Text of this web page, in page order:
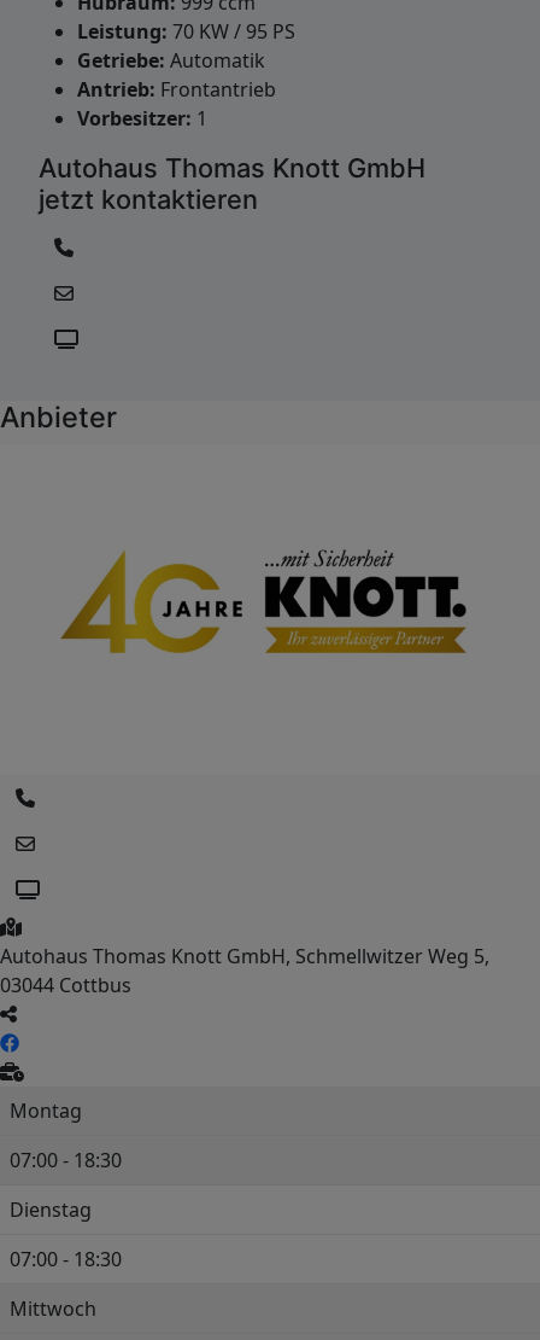
Leistung: 70 KW / 95 PS
Getriebe: Automatik
Antrieb: Frontantrieb
Vorbesitzer: 1
Autohaus Thomas Knott GmbH
jetzt kontaktieren
Anbieter
Autohaus Thomas Knott GmbH, Schmellwitzer Weg 5,
03044 Cottbus
Montag
07:00 - 18:30
Dienstag
07:00 - 18:30
Mittwoch